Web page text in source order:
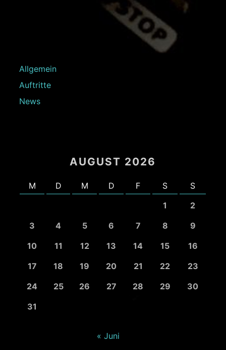
Allgemein
Auftritte
News
AUGUST 2026
M D M D F S
S
1
2
3
4 5 6 7 8
9
10
11 12 13 14 15
16
17
18 19 20 21 22
23
24
25 26 27 28 29
30
31
« Juni